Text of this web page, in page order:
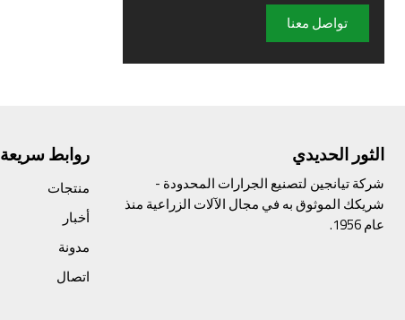
تواصل معنا
الثور الحديدي
شركة تيانجين لتصنيع الجرارات المحدودة -
شريكك الموثوق به في مجال الآلات الزراعية منذ
عام 1956.
روابط سريعة
منتجات
أخبار
مدونة
اتصال